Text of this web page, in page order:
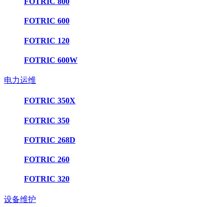
FOTRIC 600
FOTRIC 120
FOTRIC 600W
电力运维
FOTRIC 350X
FOTRIC 350
FOTRIC 268D
FOTRIC 260
FOTRIC 320
设备维护